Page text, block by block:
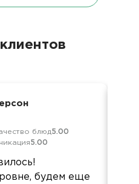
блюд5.00
5.00
будем еще